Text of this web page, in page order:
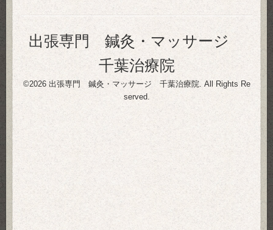
出張専門 鍼灸・マッサージ
千葉治療院
©2026 出張専門 鍼灸・マッサージ 千葉治療院. All Rights Re
served.